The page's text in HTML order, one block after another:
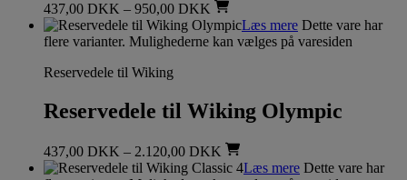
437,00 DKK – 950,00 DKK
Læs mere Dette vare har
flere varianter. Mulighederne kan vælges på varesiden
Reservedele til Wiking
Reservedele til Wiking Olympic
437,00 DKK – 2.120,00 DKK
Læs mere Dette vare har